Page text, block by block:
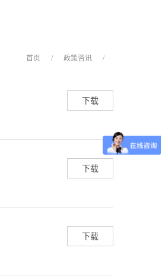
首页 / 政策咨讯 /
下载
下载
下载